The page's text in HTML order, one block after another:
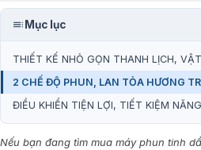
Mục lục
THIẾT KẾ NHỎ GỌN THANH LỊCH,
2 CHẾ ĐỘ PHUN, LAN TỎA HƯƠNG
ĐIỀU KHIỂN TIỆN LỢI, TIẾT KIỆM
Nếu bạn đang tìm mua máy phun tinh